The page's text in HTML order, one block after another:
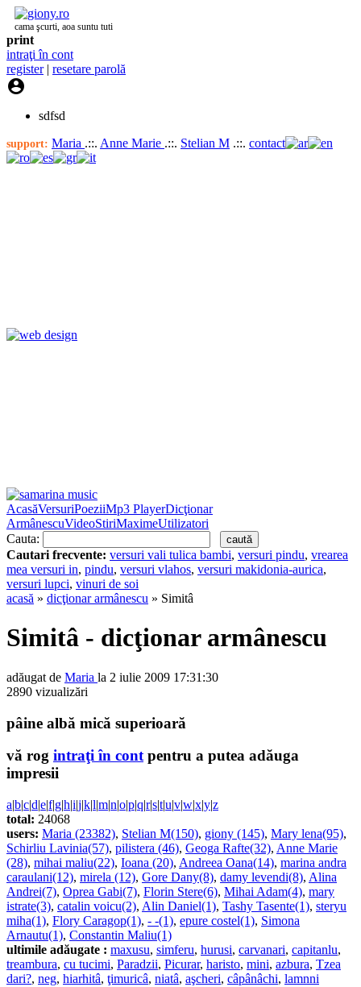
cama şcurti, aoa suntu tuti
print
intraţi în cont
register| resetare parolă

sdfsd
support: Maria .::. Anne Marie .::. Stelian M .::. contact
AcasăVersuriPoeziiMp3 PlayerDicţionar
ArmânescuVideoStiriMaximeUtilizatori
Cauta:
Cautari frecvente: versuri vali tulica bambi, versuri pindu, vrearea
mea versuri in, pindu, versuri vlahos, versuri makidonia-aurica,
versuri lupci, vinuri de soi
acasă » dicţionar armânescu » Simitâ
Simitâ - dicţionar armânescu
adăugat de Maria la 2 iulie 2009 17:31:30
2890 vizualizări
pâine albă mică superioară
vă rog intraţi în contpentru a putea adăuga
impresii
a|b|c|d|e|f|g|h|i|j|k|l|m|n|o|p|q|r|s|t|u|v|w|x|y|z
total: 24068
users: Maria (23382), Stelian M(150), giony (145), Mary lena(95),
Schirliu Lavinia(57), pilistera (46), Geoga Rafte(32), Anne Marie
(28), mihai maliu(22), Ioana (20), Andreea Oana(14), marina andra
caraulani(12), mirela (12), Gore Dany(8), damy levendi(8), Alina
Andrei(7), Oprea Gabi(7), Florin Stere(6), Mihai Adam(4), mary
istrate(3), catalin voicu(2), Alin Daniel(1), Tashy Tasente(1), steryu
miha(1), Flory Caragop(1), - -(1), epure costel(1), Simona
Arnautu(1), Constantin Maliu(1)
ultimile adăugate : maxusu, simferu, hurusi, carvanari, capitanlu,
treambura, cu tucimi, Paradzii, Picurar, haristo, mini, azbura, Tzea
dari?, neg, hiarhitâ, ţimuricâ, niatâ, aşcheri, câpânâchi, lamnni